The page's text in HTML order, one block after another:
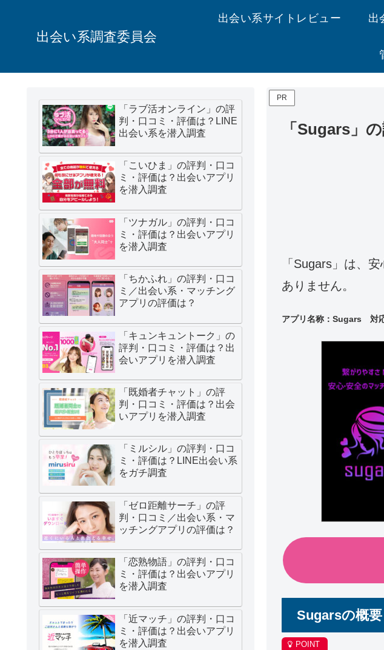
出会い系調査委員会
出会い系サイトレビュー 出
PR
「Sugars」
「Sugars」は、
ありません。
アプリ名称：Sugars 対
Sugarsの概要
「ラブ活オンライン」の評
判・口コミ・評価は？LINE
出会い系を潜入調査
「こいひま」の評判・口コ
ミ・評価は？出会いアプリ
を潜入調査
「ツナガル」の評判・口コ
ミ・評価は？出会いアプリ
を潜入調査
「ちかふれ」の評判・口コ
ミ／出会い系・マッチング
アプリの評価は？
「キュンキュントーク」の
評判・口コミ・評価は？出
会いアプリを潜入調査
「既婚者チャット」の評
判・口コミ・評価は？出会
いアプリを潜入調査
「ミルシル」の評判・口コ
ミ・評価は？LINE出会い系
をガチ調査
「ゼロ距離サーチ」の評
判・口コミ／出会い系・マ
ッチングアプリの評価は？
「恋熟物語」の評判・口コ
ミ・評価は？出会いアプリ
を潜入調査
「近マッチ」の評判・口コ
ミ・評価は？出会いアプリ
を潜入調査